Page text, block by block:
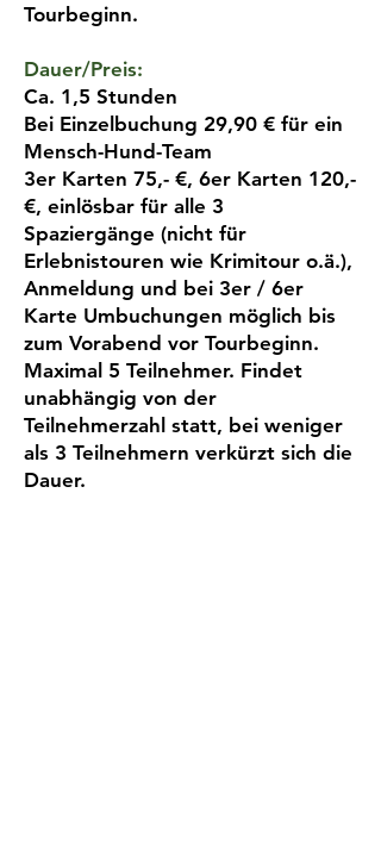
Tourbeginn.
Dauer/Preis:
Ca. 1,5 Stunden
Bei Einzelbuchung 29,90 € für ein
Mensch-Hund-Team
3er Karten 75,- €, 6er Karten 120,-
€, einlösbar für alle 3
Spaziergänge (nicht für
Erlebnistouren wie Krimitour o.ä.),
Anmeldung und bei 3er / 6er
Karte Umbuchungen möglich bis
zum Vorabend vor Tourbeginn.
Maximal 5 Teilnehmer. Findet
unabhängig von der
Teilnehmerzahl statt, bei weniger
als 3 Teilnehmern verkürzt sich die
Dauer.